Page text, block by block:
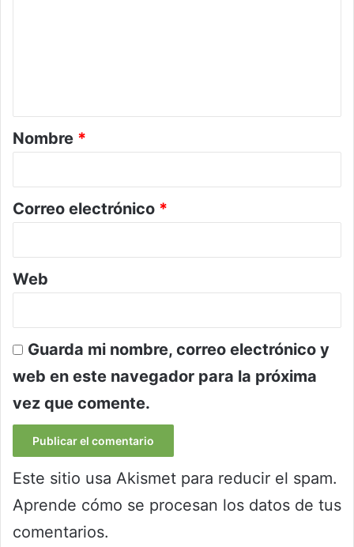
r
i
*
Nombre *
Correo electrónico *
Web
Guarda mi nombre, correo electrónico y
web en este navegador para la próxima
vez que comente.
Este sitio usa Akismet para reducir el spam.
Aprende cómo se procesan los datos de tus
comentarios.